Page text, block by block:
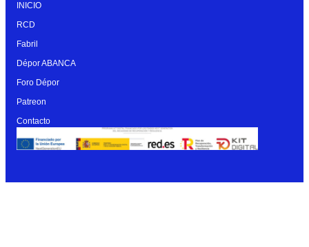
INICIO
RCD
Fabril
Dépor ABANCA
Foro Dépor
Patreon
Contacto